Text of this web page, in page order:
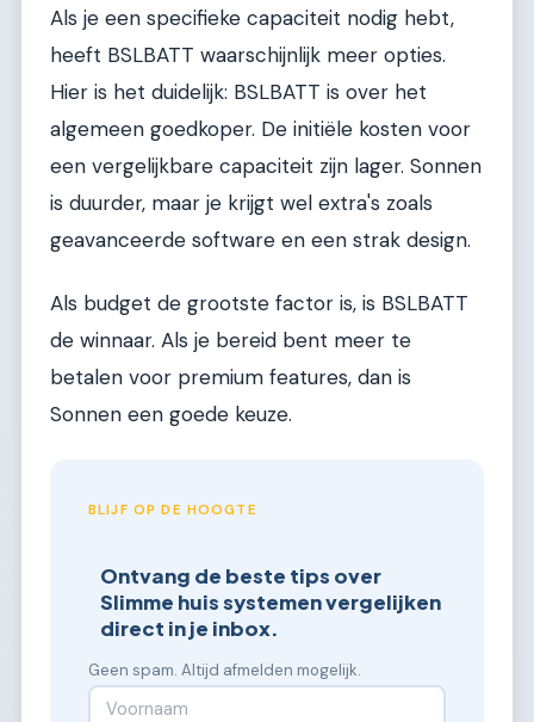
Als je een specifieke capaciteit nodig hebt,
heeft BSLBATT waarschijnlijk meer opties.
Hier is het duidelijk: BSLBATT is over het
algemeen goedkoper. De initiële kosten voor
een vergelijkbare capaciteit zijn lager. Sonnen
is duurder, maar je krijgt wel extra's zoals
geavanceerde software en een strak design.
Als budget de grootste factor is, is BSLBATT
de winnaar. Als je bereid bent meer te
betalen voor premium features, dan is
Sonnen een goede keuze.
BLIJF OP DE HOOGTE
Ontvang de beste tips over
Slimme huis systemen vergelijken
direct in je inbox.
Geen spam. Altijd afmelden mogelijk.